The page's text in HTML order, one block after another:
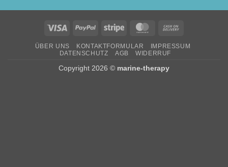
Visa PayPal Stripe MasterCard
Delivery
ÜBER UNS KONTAKTFORMULAR
IMPRESSUM
DATENSCHUTZ
AGB WIDERRUF
Copyright 2026 © marine-therapy